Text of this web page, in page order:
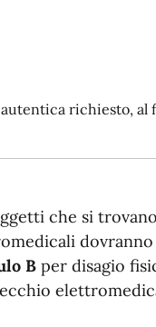
richiesto, al
che si
dovranno
B per disagio